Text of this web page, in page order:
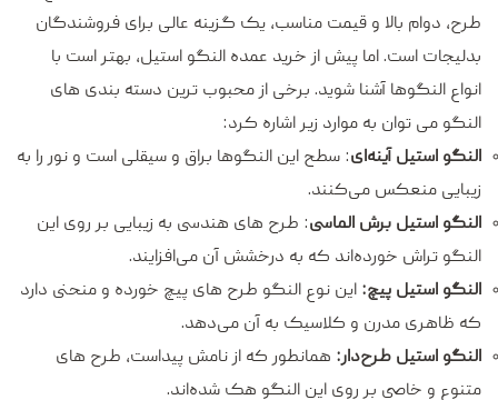
طرح، دوام بالا و قیمت مناسب، یک گزینه عالی برای فروشندگان
بدلیجات است. اما پیش از خرید عمده النگو استیل، بهتر است با
انواع النگوها آشنا شوید. برخی از محبوب ترین دسته بندی های
النگو می توان به موارد زیر اشاره کرد:
النگو استیل آینه‌ای: سطح این النگوها براق و سیقلی است و نور را به
زیبایی منعکس می‌کنند.
النگو استیل برش الماسی: طرح های هندسی به زیبایی بر روی این
النگو تراش خورده‌اند که به درخشش آن می‌افزایند.
النگو استیل پیچ: این نوع النگو طرح های پیچ خورده و منحنی دارد
که ظاهری مدرن و کلاسیک به آن می‌دهد.
النگو استیل طرح‌دار: همانطور که از نامش پیداست، طرح های
متنوع و خاصی بر روی این النگو هک شده‌اند.